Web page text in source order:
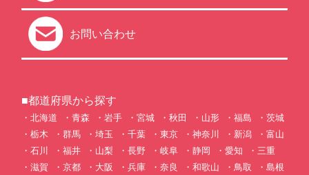
お問い合わせ
■都道府県から探す
北海道 青森 岩手 宮城 秋田 山形 福島
茨城
栃木
群馬 埼玉 千葉 東京 神奈川 新潟
富山
石川
福井 山梨 長野 岐阜 静岡 愛知
三重
滋賀
京都 大阪 兵庫 奈良 和歌山 鳥取
島根